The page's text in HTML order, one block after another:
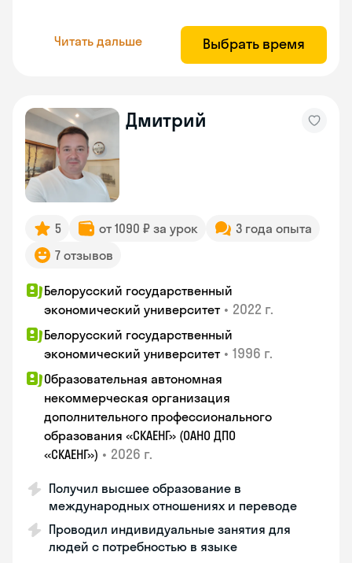
Читать дальше Выбрать время
Дмитрий
5 от 1090 ₽ за урок
3 года опыта
7 отзывов
Белорусский государственный
экономический университет • 2022 г.
Белорусский государственный
экономический университет • 1996 г.
Образовательная автономная
некоммерческая организация
дополнительного профессионального
образования «СКАЕНГ» (ОАНО ДПО
«СКАЕНГ») • 2026 г.
Получил высшее образование в
международных отношениях и переводе
Проводил индивидуальные занятия для
людей с потребностью в языке